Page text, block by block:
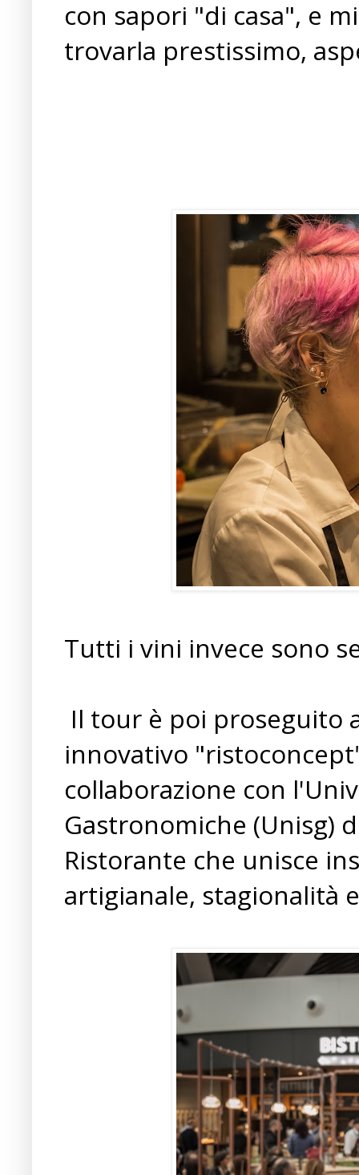
con sapori "di casa", e
trovarla prestissimo,
Tutti i vini invece sono
Il tour è poi proseguito
innovativo
collaborazione con
Gastronomiche (Unisg)
Ristorante che unisce
artigianale, stagionalità